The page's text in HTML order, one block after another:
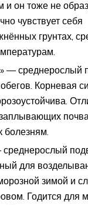
и он тоже не
чувствует себя
грунтах,
— среднерослый
Корневая
болезням.
для
зимой и
Годится для